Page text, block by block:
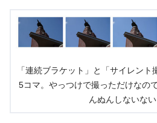
「連続ブラケット」と「サイレン
5コマ。やっつけで撮っただけなの
んぬんしないない